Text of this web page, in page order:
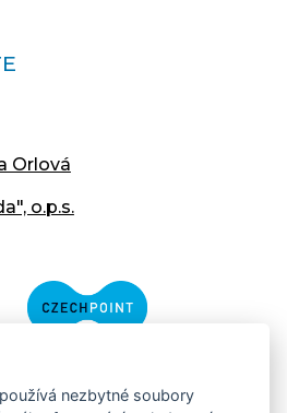
Orlová
o.p.s.
nezbytné soubory